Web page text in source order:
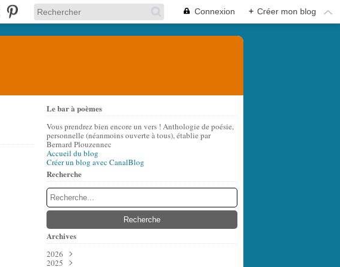
Connexion + Créer mon blog
Le bar à poèmes
Vous prendrez bien encore un vers ! Anthologie de poésie,
personnelle (néanmoins ouverte à tous), établie par
Bernard Plouzennec
Accueil du blog
Créer un blog avec CanalBlog
Recherche
Archives
2026
Août
2025